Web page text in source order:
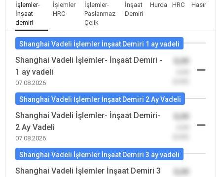
İşlemler-
İnşaat
demiri
İşlemler
HRC
İşlemler-
Paslanmaz
Çelik
İnşaat
Demiri
Hurda
HRC
Hasır
Shanghai Vadeli İşlemler İnşaat Demiri 1 ay vadeli
Shanghai Vadeli İşlemler- İnşaat Demiri -
1 ay vadeli
07.08.2026
0,00
Shanghai Vadeli İşlemler İnşaat Demiri 2 Ay Vadeli
Shanghai Vadeli İşlemler- İnşaat Demiri-
2 Ay Vadeli
07.08.2026
0,00
Shanghai Vadeli İşlemler İnşaat Demiri 3 ay vadeli
Shanghai Vadeli İşlemler İnşaat Demiri 3
0,00